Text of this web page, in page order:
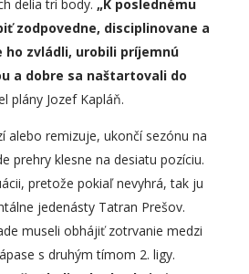
delia tri body. „K poslednému
zodpovedne, disciplinovane a
ho zvládli, urobili príjemnú
a dobre sa naštartovali do
plány Jozef Kapláň.
alebo remizuje, ukončí sezónu na
prehry klesne na desiatu pozíciu.
pretože pokiaľ nevyhrá, tak ju
jedenásty Tatran Prešov.
museli obhájiť zotrvanie medzi
s druhým tímom 2. ligy.